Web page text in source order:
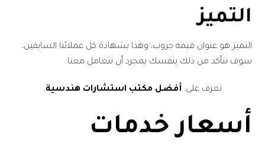
التميز
التميز هو عنوان قيمة جروب، وهذا بشهادة كل عملائنا السابقين،
سوف تتأكد من ذلك بنفسك بمجرد أن تتعامل معنا.
تعرف على: أفضل مكتب استشارات هندسية.
أسعار خدمات